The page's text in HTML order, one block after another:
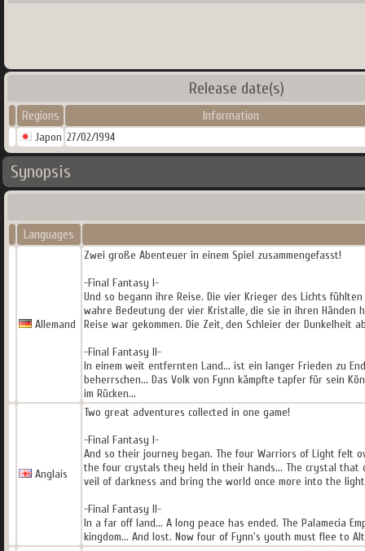
Release date(s)
Regions Information
Japon 27/02/1994
Synopsis
Languages
Allemand
Zwei große Abenteuer in einem Spiel zusammengefasst!
-Final Fantasy I-
Und so begann ihre Reise. Die vier Krieger des Lichts
wahre Bedeutung der vier Kristalle, die sie in ihren
Reise war gekommen. Die Zeit, den Schleier der Dunkelheit
-Final Fantasy II-
In einem weit entfernten Land... ist ein langer Frieden zu
beherrschen... Das Volk von Fynn kämpfte tapfer für sein
im Rücken...
Anglais
Two great adventures collected in one game!
-Final Fantasy I-
And so their journey began. The four Warriors of Light felt
the four crystals they held in their hands... The crystal that
veil of darkness and bring the world once more into the
-Final Fantasy II-
In a far off land... A long peace has ended. The Palamecia
kingdom... And lost. Now four of Fynn's youth must flee to